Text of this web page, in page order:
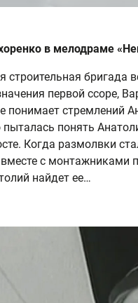
в мелодраме
строительная бригада
первой ссоре,
понимает стремлений
пыталась понять
Когда размолвки
с монтажниками
найдет ее…